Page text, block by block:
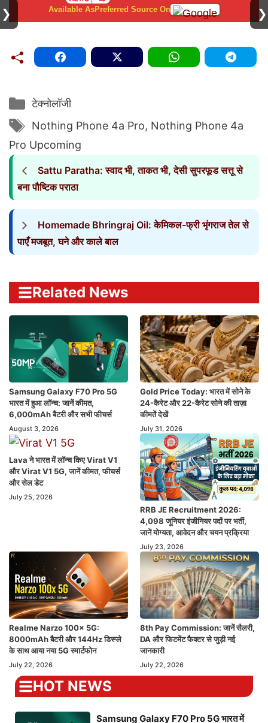
Available AsPreferred Source On
Categories
टेक्नोलॉजी
Tags
Nothing Phone 4a Pro, Nothing Phone 4a
Pro Upcoming
Sattu Paratha: स्वाद भी, ताकत भी, देसी सुपरफूड सत्तू से
बना पौष्टिक पराठा
Homemade Bhringraj Oil: केमिकल-फ्री भृंगराज तेल से
पाएँ मजबूत, घने और काले बाल
Related News
Samsung Galaxy F70 Pro 5G
भारत में हुआ लॉन्च: जानें कीमत,
6,000mAh बैटरी और सभी फीचर्स
August 3, 2026
Gold Price Today: भारत में सोने के
24-कैरेट और 22-कैरेट सोने की ताज़ा
कीमतें देखें
July 31, 2026
Lava ने भारत में लॉन्च किए Virat V1
और Virat V1 5G, जानें कीमत, फीचर्स
और सेल डेट
July 25, 2026
RRB JE Recruitment 2026:
4,098 जूनियर इंजीनियर पदों पर भर्ती,
जानें योग्यता, आवेदन और चयन प्रक्रिया
July 23, 2026
Realme Narzo 100x 5G:
8000mAh बैटरी और 144Hz डिस्प्ले
के साथ आया नया 5G स्मार्टफोन
July 22, 2026
8th Pay Commission: जानें सैलरी,
DA और फिटमेंट फैक्टर से जुड़ी नई
जानकारी
July 22, 2026
HOT NEWS
Samsung Galaxy F70 Pro 5G भारत में
❯ ❯